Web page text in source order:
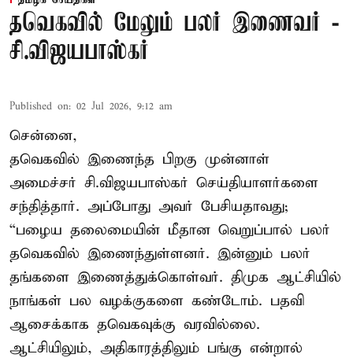
தவெகவில் மேலும் பலர் இணைவர் -
சி.விஜயபாஸ்கர்
Published on: 02 Jul 2026, 9:12 am
சென்னை,
தவெகவில் இணைந்த பிறகு முன்னாள்
அமைச்சர் சி.விஜயபாஸ்கர் செய்தியாளர்களை
சந்தித்தார். அப்போது அவர் பேசியதாவது;
“பழைய தலைமையின் மீதான வெறுப்பால் பலர்
தவெகவில் இணைந்துள்ளனர். இன்னும் பலர்
தங்களை இணைத்துக்கொள்வர். திமுக ஆட்சியில்
நாங்கள் பல வழக்குகளை கண்டோம். பதவி
ஆசைக்காக தவெகவுக்கு வரவில்லை.
ஆட்சியிலும், அதிகாரத்திலும் பங்கு என்றால்